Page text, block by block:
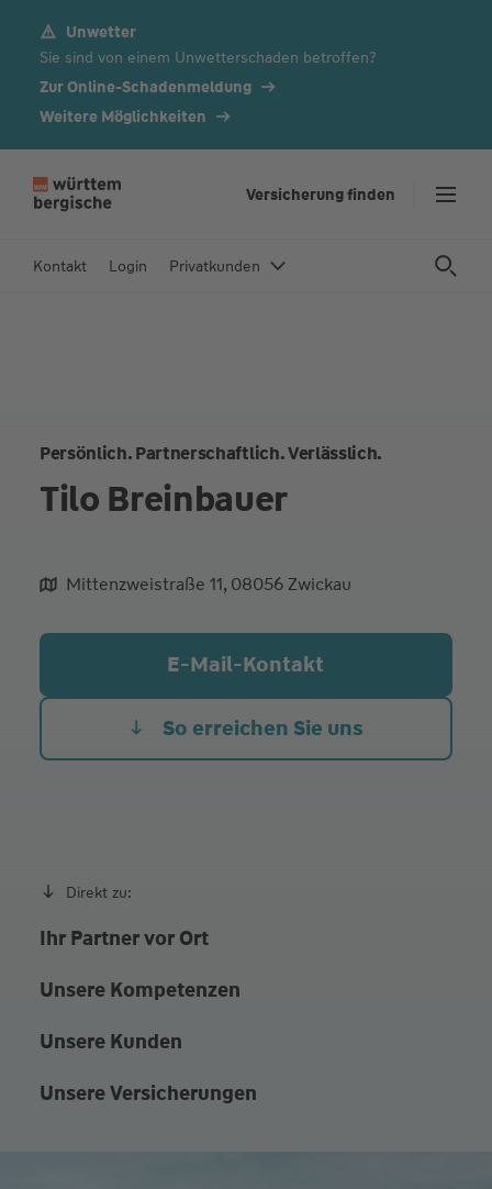
Unwetter
Sie sind von einem Unwetterschaden betroffen?
Zur Online-Schadenmeldung
Weitere Möglichkeiten
ri
Versicherung finden
Kontakt Login Privatkunden
Persönlich. Partnerschaftlich. Verlässlich.
Tilo Breinbauer
aliqua culpa cillum ullamco
Mittenzweistraße 11, 08056 Zwickau
E-Mail-Kontakt
So erreichen Sie uns
Direkt zu:
Ihr Partner vor Ort
Unsere Kompetenzen
Unsere Kunden
Unsere Versicherungen